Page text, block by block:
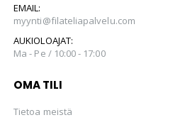
EMAIL:
myynti@filateliapalvelu.com
AUKIOLOAJAT:
Ma - Pe / 10:00 - 17:00
OMA TILI
Tietoa meistä